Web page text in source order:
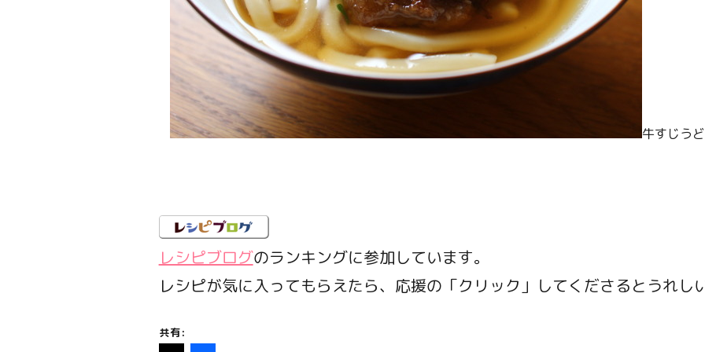
牛すじう
レシピブログのランキングに参加しています。
レシピが気に入ってもらえたら、応援の「クリック」してくださるとうれし
共有: